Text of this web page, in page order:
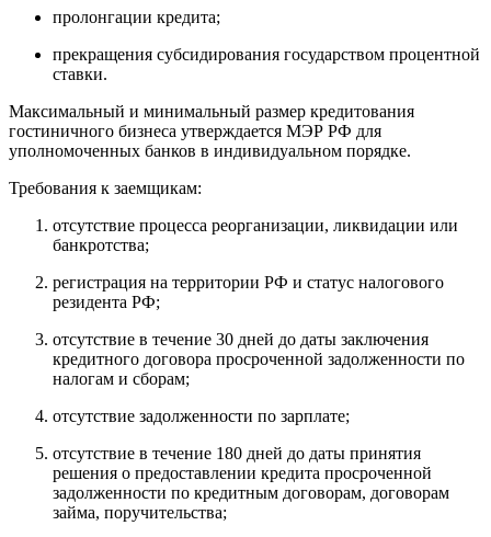
пролонгации кредита;
прекращения субсидирования государством процентной
ставки.
Максимальный и минимальный размер кредитования
гостиничного бизнеса утверждается МЭР РФ для
уполномоченных банков в индивидуальном порядке.
Требования к заемщикам:
отсутствие процесса реорганизации, ликвидации или
банкротства;
регистрация на территории РФ и статус налогового
резидента РФ;
отсутствие в течение 30 дней до даты заключения
кредитного договора просроченной задолженности по
налогам и сборам;
отсутствие задолженности по зарплате;
отсутствие в течение 180 дней до даты принятия
решения о предоставлении кредита просроченной
задолженности по кредитным договорам, договорам
займа, поручительства;